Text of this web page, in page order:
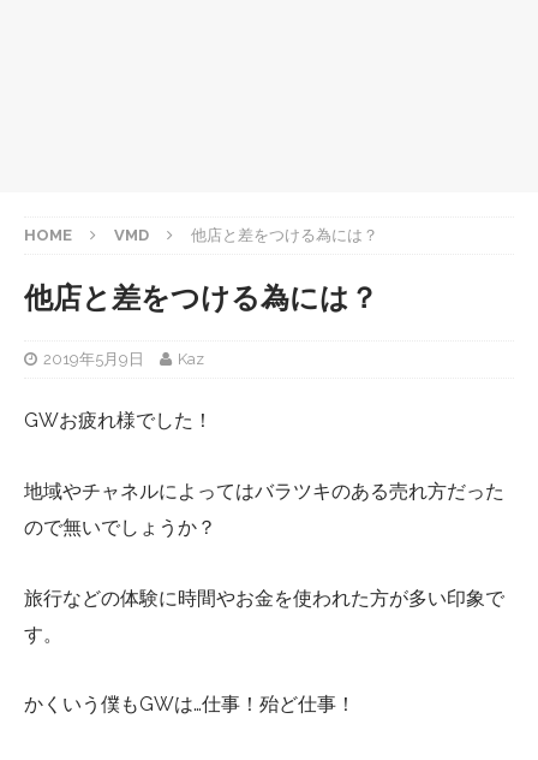
HOME VMD 他店と差をつける為には？
他店と差をつける為には？
2019年5月9日 Kaz
GWお疲れ様でした！
地域やチャネルによってはバラツキのある売れ方だった
ので無いでしょうか？
旅行などの体験に時間やお金を使われた方が多い印象で
す。
かくいう僕もGWは…仕事！殆ど仕事！